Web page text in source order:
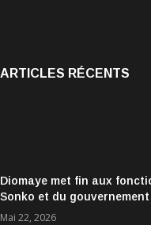
ARTICLES RÉCENTS
Diomaye met fin aux
Sonko et du gouvernement
Mai 22, 2026